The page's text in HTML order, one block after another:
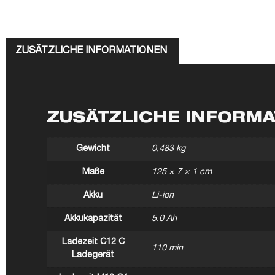
ZUSÄTZLICHE INFORMATIONEN
ZUSÄTZLICHE
Gewicht 0,483 kg
Maße 125 × 7 × 1 cm
Akku Li-ion
Akkukapazität 5.0 Ah
Ladezeit C12 C
Ladegerät
110 min